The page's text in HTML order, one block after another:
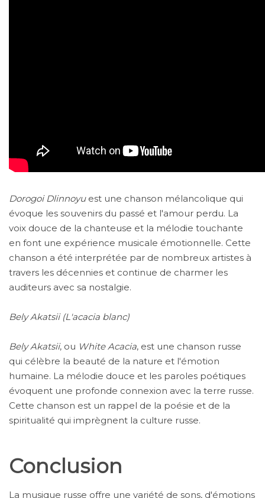
Dorogoi Dlinnoyuest une chanson mélancolique qui
évoque les souvenirs du passé et l'amour perdu. La
voix douce de la chanteuse et la mélodie touchante
en font une expérience musicale émotionnelle. Cette
chanson a été interprétée par de nombreux artistes à
travers les décennies et continue de charmer les
auditeurs avec sa nostalgie.
Bely Akatsii (L'acacia blanc)
Bely Akatsii, ou White Acacia, est une chanson russe
qui célèbre la beauté de la nature et l'émotion
humaine. La mélodie douce et les paroles poétiques
évoquent une profonde connexion avec la terre russe.
Cette chanson est un rappel de la poésie et de la
spiritualité qui imprègnent la culture russe.
Conclusion
La musique russe offre une variété de sons, d'émotions